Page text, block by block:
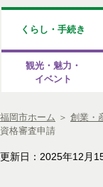
くらし・手続き
観光・魅力・
イベント
福岡市ホーム ＞ 創業・
資格審査申請
更新日：2025年12月